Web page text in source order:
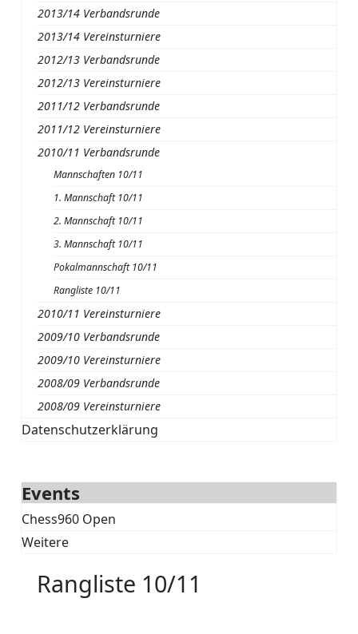
2013/14 Verbandsrunde
2013/14 Vereinsturniere
2012/13 Verbandsrunde
2012/13 Vereinsturniere
2011/12 Verbandsrunde
2011/12 Vereinsturniere
2010/11 Verbandsrunde
Mannschaften 10/11
1. Mannschaft 10/11
2. Mannschaft 10/11
3. Mannschaft 10/11
Pokalmannschaft 10/11
Rangliste 10/11
2010/11 Vereinsturniere
2009/10 Verbandsrunde
2009/10 Vereinsturniere
2008/09 Verbandsrunde
2008/09 Vereinsturniere
Datenschutzerklärung
Events
Chess960 Open
Weitere
Rangliste 10/11